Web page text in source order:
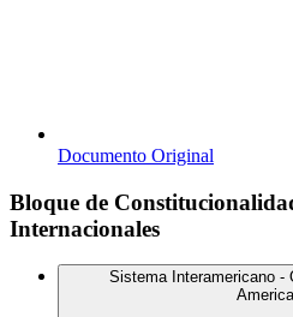
Documento Original
Bloque de
Internacionales
Sistema Interamericano -